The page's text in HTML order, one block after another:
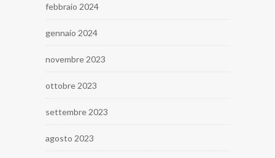
febbraio 2024
gennaio 2024
novembre 2023
ottobre 2023
settembre 2023
agosto 2023